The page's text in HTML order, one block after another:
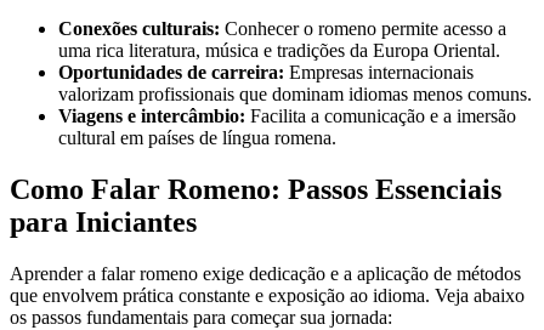
Conexões culturais: Conhecer o romeno permite acesso a
uma rica literatura, música e tradições da Europa Oriental.
Oportunidades de carreira: Empresas internacionais
valorizam profissionais que dominam idiomas menos comuns.
Viagens e intercâmbio: Facilita a comunicação e a imersão
cultural em países de língua romena.
Como Falar Romeno: Passos Essenciais
para Iniciantes
Aprender a falar romeno exige dedicação e a aplicação de métodos
que envolvem prática constante e exposição ao idioma. Veja abaixo
os passos fundamentais para começar sua jornada: